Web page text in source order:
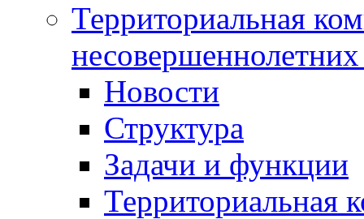
Территориальная
Новости
Структура
Задачи и функции
Территориальная